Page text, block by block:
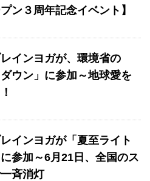
ン３周年記念イベント】
インヨガが、環境省の
ダウン」に参加～地球愛を
インヨガが「夏至ライト
参加～6月21日、全国のス
斉消灯